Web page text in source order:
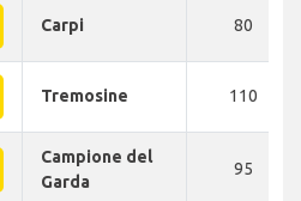
Carpi 80
Tremosine 110
Campione del
Garda
95